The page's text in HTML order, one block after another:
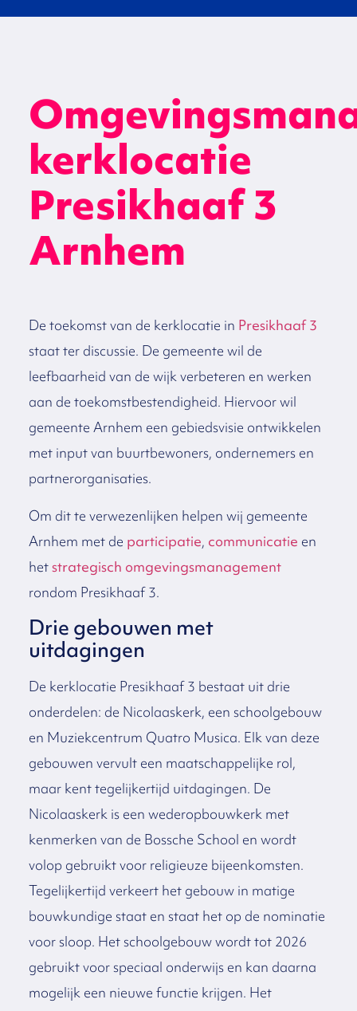
kerklocatie
Presikhaaf 3
Arnhem
De toekomst van de kerklocatie in Presikhaaf 3
staat ter discussie. De gemeente wil de
leefbaarheid van de wijk verbeteren en werken
aan de toekomstbestendigheid. Hiervoor wil
gemeente Arnhem een gebiedsvisie ontwikkelen
met input van buurtbewoners, ondernemers en
partnerorganisaties.
Om dit te verwezenlijken helpen wij gemeente
Arnhem met de participatie, communicatie en
hetstrategisch omgevingsmanagement
rondom Presikhaaf 3.
Drie gebouwen met
uitdagingen
De kerklocatie Presikhaaf 3 bestaat uit drie
onderdelen: de Nicolaaskerk, een schoolgebouw
en Muziekcentrum Quatro Musica. Elk van deze
gebouwen vervult een maatschappelijke rol,
maar kent tegelijkertijd uitdagingen. De
Nicolaaskerk is een wederopbouwkerk met
kenmerken van de Bossche School en wordt
volop gebruikt voor religieuze bijeenkomsten.
Tegelijkertijd verkeert het gebouw in matige
bouwkundige staat en staat het op de nominatie
voor sloop. Het schoolgebouw wordt tot 2026
gebruikt voor speciaal onderwijs en kan daarna
mogelijk een nieuwe functie krijgen. Het